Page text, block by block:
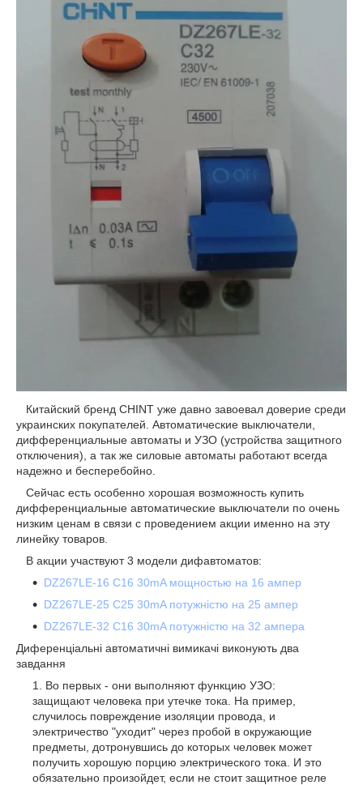
Китайский бренд CHINT уже давно завоевал доверие среди
украинских покупателей. Автоматические выключатели,
дифференциальные автоматы и УЗО (устройства защитного
отключения), а так же силовые автоматы работают всегда
надежно и бесперебойно.
Сейчас есть особенно хорошая возможность купить
дифференциальные автоматические выключатели по очень
низким ценам в связи с проведением акции именно на эту
линейку товаров.
В акции участвуют 3 модели дифавтоматов:
DZ267LE-16 C16 30mA мощностью на 16 ампер
DZ267LE-25 C25 30mAпотужністю на 25 ампер
DZ267LE-32 C16 30mAпотужністю на 32 ампера
Диференціальні автоматичні вимикачі виконують два
завдання
Во первых - они выполняют функцию УЗО:
защищают человека при утечке тока. На пример,
случилось повреждение изоляции провода, и
электричество "уходит" через пробой в окружающие
предметы, дотронувшись до которых человек может
получить хорошую порцию электрического тока. И это
обязательно произойдет, если не стоит защитное реле